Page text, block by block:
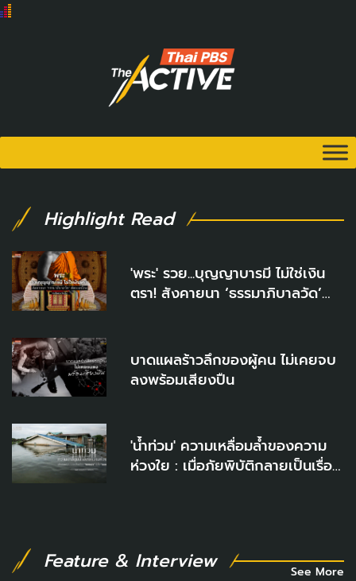
Highlight Read
'พระ' รวย...บุญญาบารมี ไม่ใช่เงิน
ตรา! สังคายนา ‘ธรรมาภิบาลวัด’
บาดแผลร้าวลึกของผู้คน ไม่เคยจบ
ลงพร้อมเสียงปืน
'น้ำท่วม' ความเหลื่อมล้ำของความ
ห่วงใย : เมื่อภัยพิบัติกลายเป็นเรื่อง
Feature & Interview See More